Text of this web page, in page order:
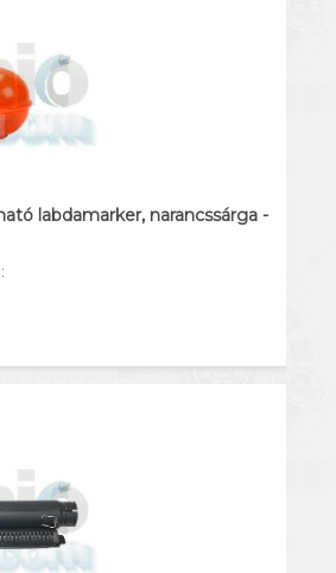
labdamarker, narancssárga -